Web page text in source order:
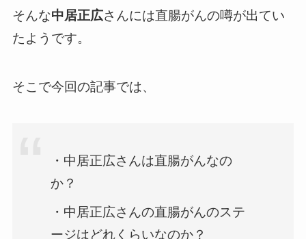
そんな中居正広さんには直腸がんの噂が出てい
たようです。
そこで今回の記事では、
・中居正広さんは直腸がんなの
か？
・中居正広さんの直腸がんのステ
ージはどれくらいなのか？